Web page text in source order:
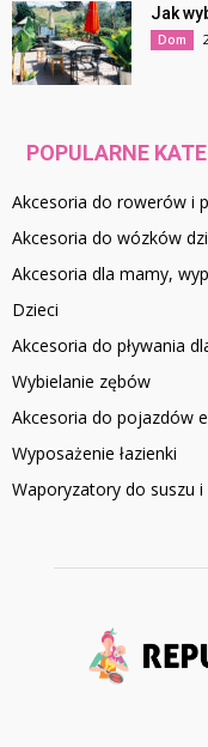
Jak
Dom
POPULARNE
Akcesoria do rowerów i
Akcesoria do wózków
Akcesoria dla mamy,
Dzieci
Akcesoria do pływania
Wybielanie zębów
Akcesoria do pojazdów
Wyposażenie łazienki
Waporyzatory do suszu i